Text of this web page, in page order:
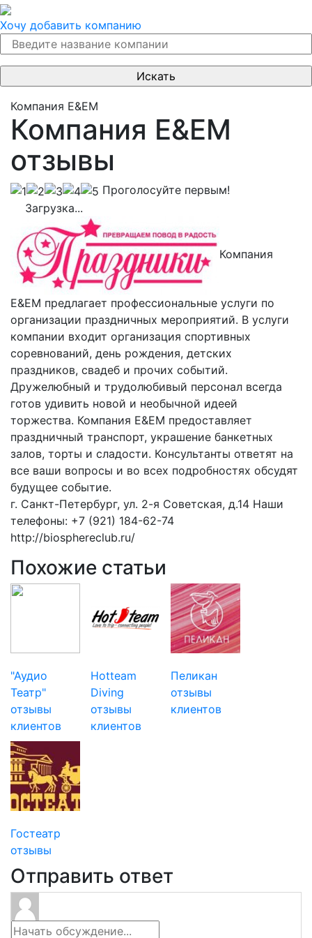
Хочу добавить компанию
Компания E&EM
Компания E&EM
отзывы
Проголосуйте первым!
Загрузка...
Компания
E&EM предлагает профессиональные услуги по
организации праздничных мероприятий. В услуги
компании входит организация спортивных
соревнований, день рождения, детских
праздников, свадеб и прочих событий.
Дружелюбный и трудолюбивый персонал всегда
готов удивить новой и необычной идеей
торжества. Компания E&EM предоставляет
праздничный транспорт, украшение банкетных
залов, торты и сладости. Консультанты ответят на
все ваши вопросы и во всех подробностях обсудят
будущее событие.
г. Санкт-Петербург, ул. 2-я Советская, д.14 Наши
телефоны: +7 (921) 184-62-74
http://biosphereclub.ru/
Похожие статьи
"Аудио
Театр"
отзывы
клиентов
Hotteam
Diving
отзывы
клиентов
Пеликан
отзывы
клиентов
Гостеатр
отзывы
Отправить ответ